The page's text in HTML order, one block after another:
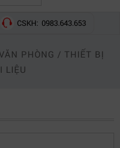
CSKH: 0983.643.653
PHÒNG / THIẾT BỊ
LIỆU